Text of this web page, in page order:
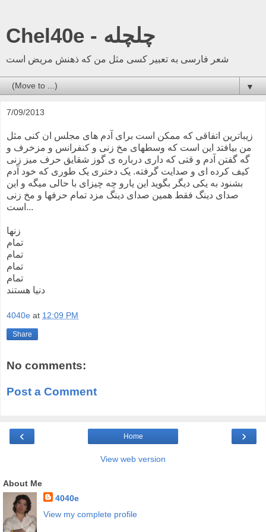
Chel40e - چلچله
شعر فارسی به تعبیر کسی مثل من که ذهنش مریض است
▼
7/09/2013
زیباترین اتفاقی که ممکن است برای آدم های مجلس ان کنی مثل
من بیافتد این است که وسطهای مخ زنی و کنفرانس و مزخرف و
گه گفتن آدم و قتی که داری درباره ی گوز شقایق حرف میز زنی
کیف کرده ای و صدایت گرفته. یک دختری یک طوری که خود آدم
بشنود به یکی دیگر بگوید این یارو چه چیزای با حالی میگه و این
صدای دینگ فقط همین صدای دینگ مزد تمام حرفها و مخ زنی
است...
زنها
تمام
تمام
تمام
تمام
دنیا هستند
4040e at 12:09 PM
Share
No comments:
Post a Comment
‹ ›
Home
View web version
About Me
4040e
View my complete profile